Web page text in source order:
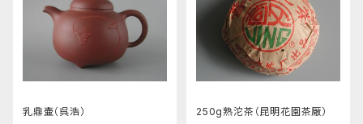
乳鼎壷（呉浩） 250g熟沱茶（昆明花園茶厰）